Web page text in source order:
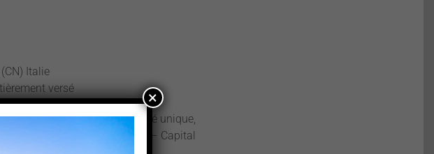
Italie
versé
BRNH SRL, société à associé unique,
1 – N° TVA. 04057430045 – Capital
×